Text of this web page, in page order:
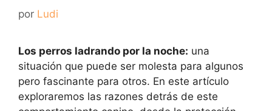
por Ludi
Los perros ladrando por la noche: una
situación que puede ser molesta para algunos
pero fascinante para otros. En este artículo
exploraremos las razones detrás de este